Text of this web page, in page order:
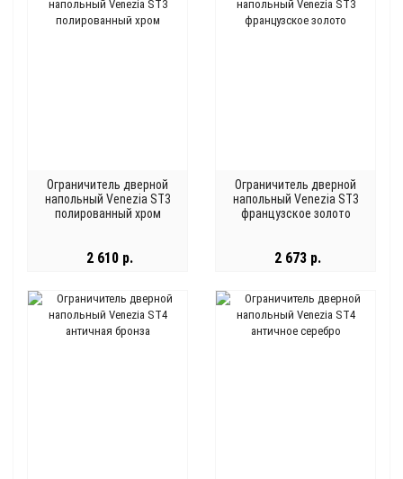
Ограничитель дверной
напольный Venezia ST3
полированный хром
2 610 р.
Ограничитель дверной
напольный Venezia ST3
французское золото
2 673 р.